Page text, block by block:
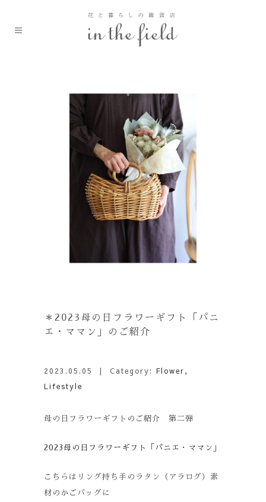
＊2023母の日フラワーギフト「パニ
エ・ママン」のご紹介
2023.05.05 | Category: Flower,
Lifestyle
母の日フラワーギフトのご紹介 第二弾
2023母の日フラワーギフト「パニエ・ママン」
こちらはリング持ち手のラタン（アラログ）素
材のかごバッグに